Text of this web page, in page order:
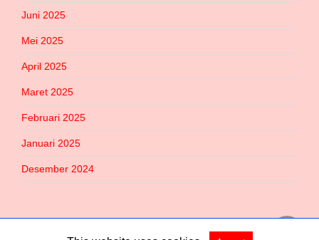
Juni 2025
Mei 2025
April 2025
Maret 2025
Februari 2025
Januari 2025
Desember 2024